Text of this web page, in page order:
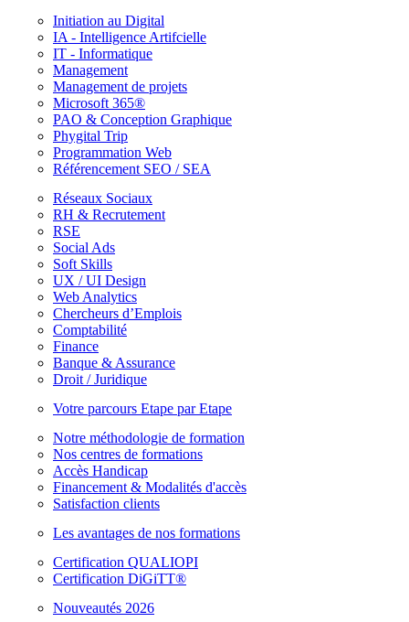
Initiation au Digital
IA - Intelligence Artifcielle
IT - Informatique
Management
Management de projets
Microsoft 365®
PAO & Conception Graphique
Phygital Trip
Programmation Web
Référencement SEO / SEA
Réseaux Sociaux
RH & Recrutement
RSE
Social Ads
Soft Skills
UX / UI Design
Web Analytics
Chercheurs d’Emplois
Comptabilité
Finance
Banque & Assurance
Droit / Juridique
Votre parcours Etape par Etape
Notre méthodologie de formation
Nos centres de formations
Accès Handicap
Financement & Modalités d'accès
Satisfaction clients
Les avantages de nos formations
Certification QUALIOPI
Certification DiGiTT®
Nouveautés 2026